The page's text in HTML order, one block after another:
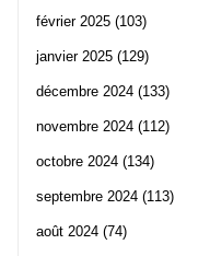
février 2025 (103)
janvier 2025 (129)
décembre 2024 (133)
novembre 2024 (112)
octobre 2024 (134)
septembre 2024 (113)
août 2024 (74)